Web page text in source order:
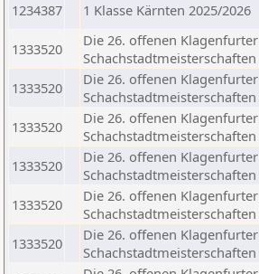
1234387
1 Klasse Kärnten 2025/2026
1333520
Die 26. offenen Klagenfurter
Schachstadtmeisterschaften
1333520
Die 26. offenen Klagenfurter
Schachstadtmeisterschaften
1333520
Die 26. offenen Klagenfurter
Schachstadtmeisterschaften
1333520
Die 26. offenen Klagenfurter
Schachstadtmeisterschaften
1333520
Die 26. offenen Klagenfurter
Schachstadtmeisterschaften
1333520
Die 26. offenen Klagenfurter
Schachstadtmeisterschaften